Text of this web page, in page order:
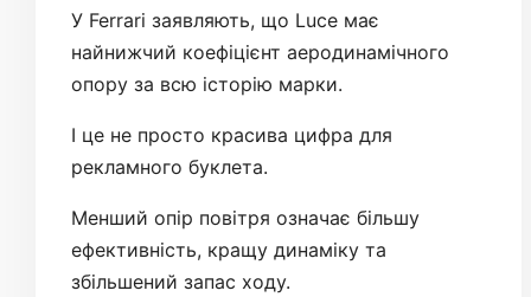
У Ferrari заявляють, що Luce має
найнижчий коефіцієнт аеродинамічного
опору за всю історію марки.
І це не просто красива цифра для
рекламного буклета.
Менший опір повітря означає більшу
ефективність, кращу динаміку та
збільшений запас ходу.